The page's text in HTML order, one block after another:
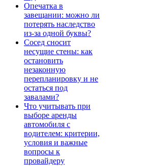
Опечатка в
завещании: можно ли
потерять наследство
из-за одной буквы?
Сосед сносит
несущие стены: как
остановить
незаконную
перепланировку и не
остаться под
завалами?
Что учитывать при
выборе аренды
автомобиля с
водителем: критерии,
условия и важные
вопросы к
провайдеру